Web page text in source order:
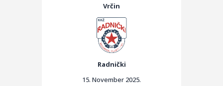
Vrčin
Radnički
15. November 2025.